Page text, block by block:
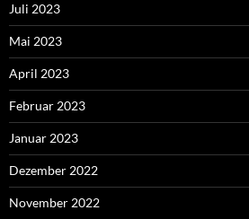
Juli 2023
Mai 2023
April 2023
Februar 2023
Januar 2023
Dezember 2022
November 2022